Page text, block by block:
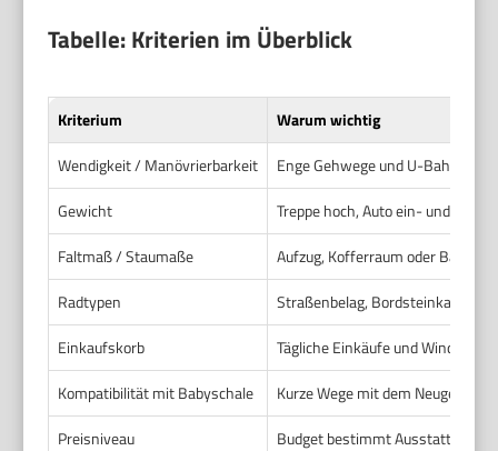
Tabelle: Kriterien im Überblick
Kriterium
Warum wichtig
Wendigkeit / Manövrierbarkeit
Enge Gehwege und U-Bahn
Gewicht
Treppe hoch, Auto ein- und
Faltmaß / Staumaße
Aufzug, Kofferraum oder Bahn-
Radtypen
Straßenbelag, Bordsteinkanten
Einkaufskorb
Tägliche Einkäufe und
Kompatibilität mit Babyschale
Kurze Wege mit dem
Preisniveau
Budget bestimmt Ausstattung